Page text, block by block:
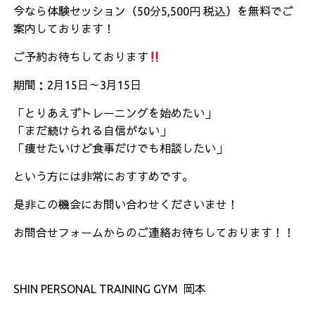
今なら体験セッション（50分5,500円 税込）を無料でご
案内しております！
ご予約お待ちしております
期間：2月15日～3月15日
「とりあえずトレーニングを始めたい」
「まだ続けられる自信がない」
「痩せたいけど食事だけでも相談したい」
という方には非常におすすめです。
是非この機会にお問い合わせくださいませ！
お問合せフォームからのご連絡お待ちしております！！
SHIN PERSONAL TRAINING GYM 岡本